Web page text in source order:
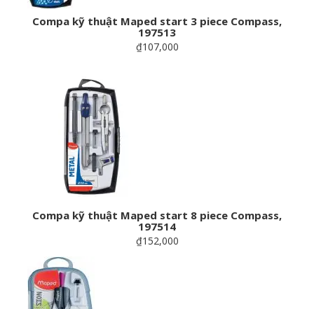
Compa kỹ thuật Maped start 3 piece Compass,
197513
₫107,000
Compa kỹ thuật Maped start 8 piece Compass,
197514
₫152,000